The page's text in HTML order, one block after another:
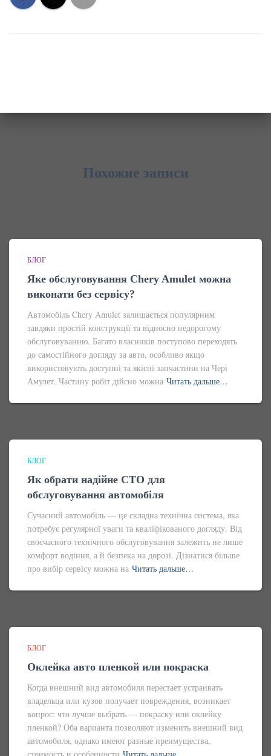
Похожие записи
БЛОГ
Яке обслуговування Chery Amulet можна
виконати без сервісу?
Автомобіль Chery Amulet залишається популярним
завдяки простій конструкції та відносно недорогому
обслуговуванню. Багато власників поступово переходять
до самостійного догляду за авто, особливо якщо
використовують доступні та якісні запчастини на Чері
Амулет. Частину робіт дійсно можна Читать дальше…
БЛОГ
Як обрати надійне СТО для
обслуговування автомобіля
Сучасний автомобіль — це складна технічна система, яка
потребує регулярної уваги та кваліфікованого догляду. Від
своєчасного технічного обслуговування залежить не лише
комфорт водіння, а й безпека на дорозі. Дізнатися більше
про вибір сервісу можна на Читать дальше…
БЛОГ
Оклейка авто пленкой или покраска
Когда внешний вид автомобиля перестает устраивать
владельца или кузов получает повреждения, возникает
вопрос: что лучше выбрать — покраску или оклейку
пленкой? Оба варианта позволяют изменить внешний вид
автомобиля, однако имеют разные преимущества,